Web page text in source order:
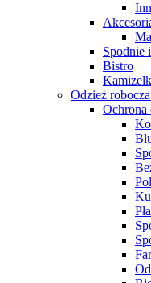
Spodnie
Bistro
Odzież
Ochrona